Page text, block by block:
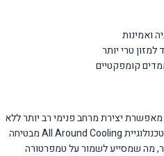
ואמינות
למזון טרי יותר
קומפקטיים
טכנולוגיית Space Max של Samsung מאפשרת יצירת מרחב פנימי רב יותר ללא
הגדלת הממדים החיצוניים של המקרר. טכנולוגיית All Around Cooling מבטיחה
מה שמסייע לשמור על טמפרטורה